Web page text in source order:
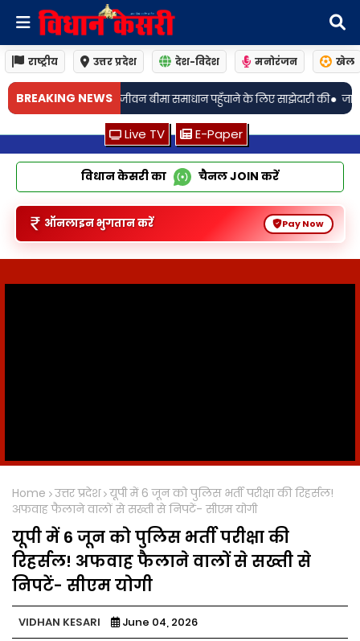
राष्ट्रीय उत्तर प्रदेश देश-विदेश मनोरंजन खेल
BREAKING NEWS
पहुँचाने के लिए साझेदारी की• जामो: अगली तारीख 19 अगस्त! चर्चित
Live TV E-Paper
विधान केसरी का चैनलJOIN करें
ऑनलाइन भुगतान करें Pay Now
Home उत्तर प्रदेश यूपी में 6 जून को पुलिस भर्ती परीक्षा की रिहर्सल!
अफवाह फैलाने वालों से सख्ती से निपटें- सीएम योगी
यूपी में 6 जून को पुलिस भर्ती परीक्षा की
रिहर्सल! अफवाह फैलाने वालों से सख्ती से
निपटें- सीएम योगी
VIDHAN KESARI June 04, 2026